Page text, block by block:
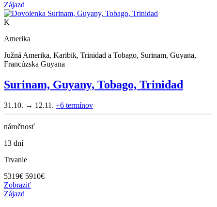
Zájazd
K
Amerika
Južná Amerika, Karibik, Trinidad a Tobago, Surinam, Guyana,
Francúzska Guyana
Surinam, Guyany, Tobago, Trinidad
31.10. → 12.11. +6 termínov
náročnosť
13 dní
Trvanie
5319€ 5910€
Zobraziť
Zájazd